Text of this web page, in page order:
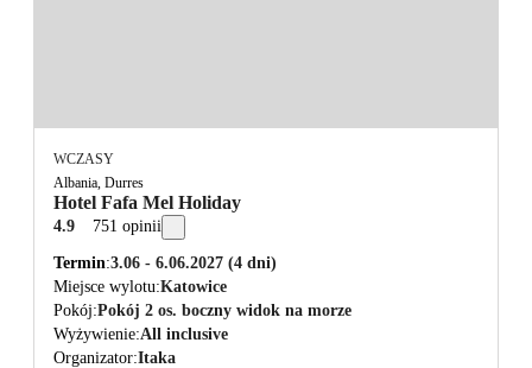
WCZASY
Albania, Durres
Hotel Fafa Mel Holiday
4.9 751 opinii
Termin 3.06 - 6.06.2027 (4 dni)
Miejsce wylotu Katowice
Pokój Pokój 2 os. boczny widok na morze
Wyżywienie All inclusive
Organizator Itaka